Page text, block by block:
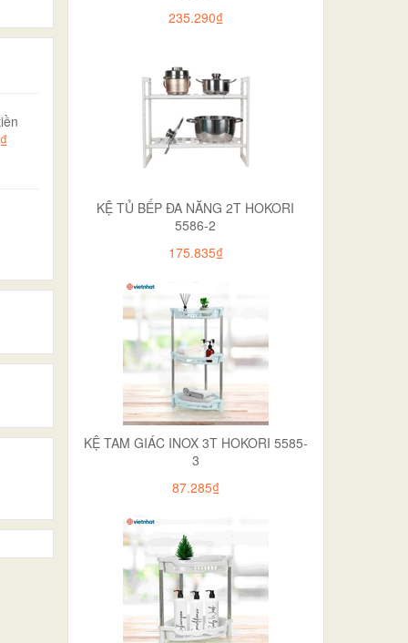
235.290₫
KỆ TỦ BẾP ĐA NĂNG 2T HOKORI
5586-2
175.835₫
KỆ TAM GIÁC INOX 3T HOKORI 5585-
3
87.285₫